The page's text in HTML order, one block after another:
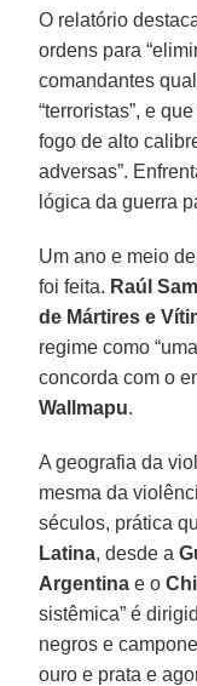
O relatório
ordens para
comandantes
“terroristas”, e
fogo de alto
adversas”.
lógica da guerra
Um ano e meio
foi feita. Raúl
de Mártires e
regime como
concorda com o
Wallmapu.
A geografia da
mesma da
séculos, prática
Latina, desde a
Argentina e o
sistêmica” é
negros e
ouro e prata e